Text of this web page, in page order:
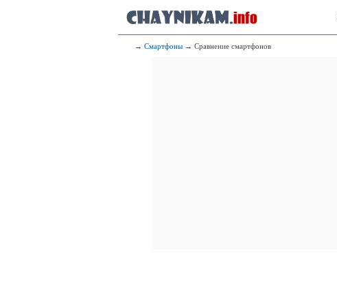
→ Смартфоны → Сравнение смартфонов